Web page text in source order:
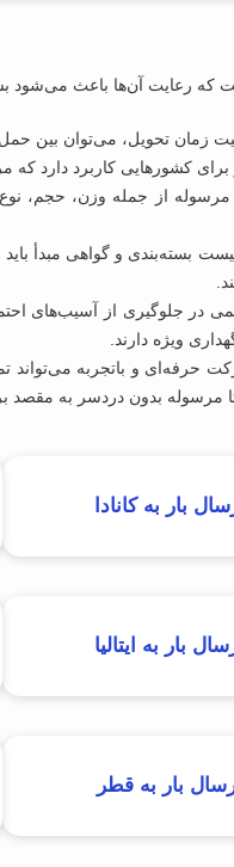
رعایت آن‌ها باعث می‌شود
زمان تحویل، می‌توان بین
کشورهایی کاربرد دارد که
مرسوله از جمله وزن، حجم،
لیست بسته‌بندی و گواهی
در جلوگیری از آسیب‌های
ویژه دارند.
حرفه‌ای و باتجربه می‌تواند
مرسوله بدون دردسر به مقصد
بار به کانادا
بار به ایتالیا
بار به قطر